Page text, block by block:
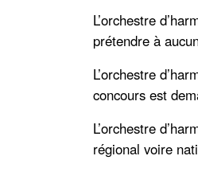
L’orchestre
prétendre à
L’orchestre
concours est
L’orchestre
régional voire